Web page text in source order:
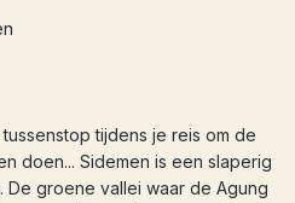
tijdens je reis om de
doen... Sidemen is een slaperig
De groene vallei waar de Agung